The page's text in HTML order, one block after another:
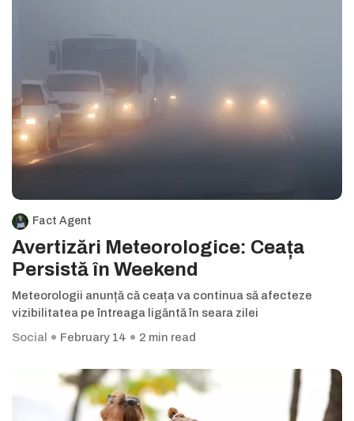
Fact Agent
Avertizări Meteorologice: Ceața
Persistă în Weekend
Meteorologii anunță că ceața va continua să afecteze
vizibilitatea pe întreaga ligăntă în seara zilei
Social
February 14 2 min read